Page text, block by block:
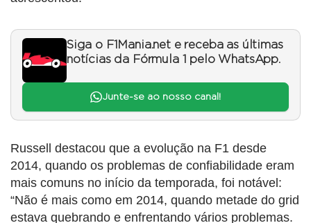
Siga o F1Mania.net e receba as últimas
notícias da Fórmula 1 pelo WhatsApp.
Junte-se ao nosso canal!
Russell destacou que a evolução na F1 desde
2014, quando os problemas de confiabilidade eram
mais comuns no início da temporada, foi notável:
“Não é mais como em 2014, quando metade do grid
estava quebrando e enfrentando vários problemas.